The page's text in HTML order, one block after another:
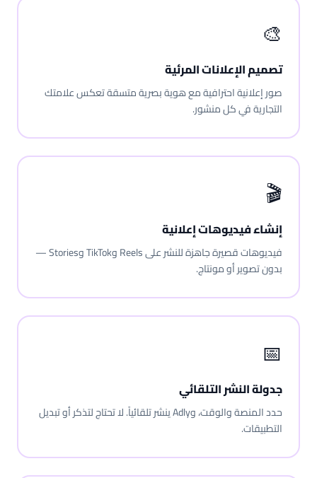
🎨
تصميم الإعلانات المرئية
صور إعلانية احترافية مع هوية بصرية متسقة تعكس علامتك
التجارية في كل منشور.
🎬
إنشاء فيديوهات إعلانية
فيديوهات قصيرة جاهزة للنشر على Reels وTikTok وStories —
بدون تصوير أو مونتاج.
📅
جدولة النشر التلقائي
حدد المنصة والوقت، وAdly ينشر تلقائياً. لا تحتاج لتذكر أو تبديل
التطبيقات.